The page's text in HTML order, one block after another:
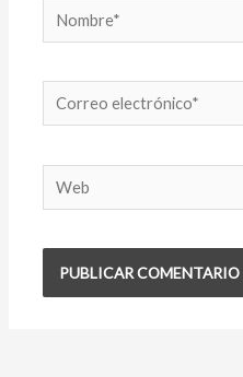
Nombre*
Correo
electrónico*
Web